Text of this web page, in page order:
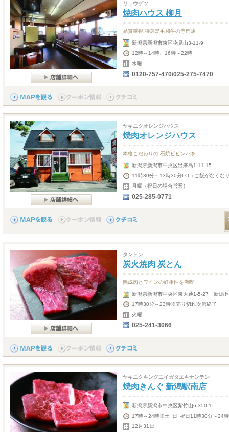
リュウゲツ
焼肉ハウス 柳月
品質重視!特選黒毛和牛の専門店
新潟県新潟市東区物見山3-11-9
12時～14時、16時～22時
水曜
0120-757-470/025-275-7470
ヤキニクオレンジハウス
焼肉オレンジハウス
本格こだわりの 石焼ビビンバを
新潟県新潟市中央区出来島1-11-15
11時30分～13時30分LO（ご飯がなくな
月曜（祝日の場合営業）
025-285-0771
タントン
炭火焼肉 炭とん
熟成肉とワインの好相性を満喫
新潟県新潟市中央区東大通1-5-27 新潟
17時30分～23時※売り切れ次第終了
火曜
025-241-3066
ヤキニクキングニイガタエキナンテン
焼肉きんぐ 新潟駅南店
新潟県新潟市中央区紫竹山6-350-1
17時～24時※土･日･祝日11時30分～24
12月31日